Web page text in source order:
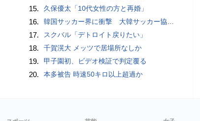
15. 久保優太「10代女性の方と再婚」
16. 韓国サッカー界に衝撃 大韓サッカー協会に外国人審判への“性的接待”疑惑 韓国メディアが報道
17. スクバル「デトロイト戻りたい」
18. 千賀滉大 メッツで居場所なしか
19. 甲子園初、ビデオ検証で判定覆る
20. 本多被告 時速50キロ以上超過か